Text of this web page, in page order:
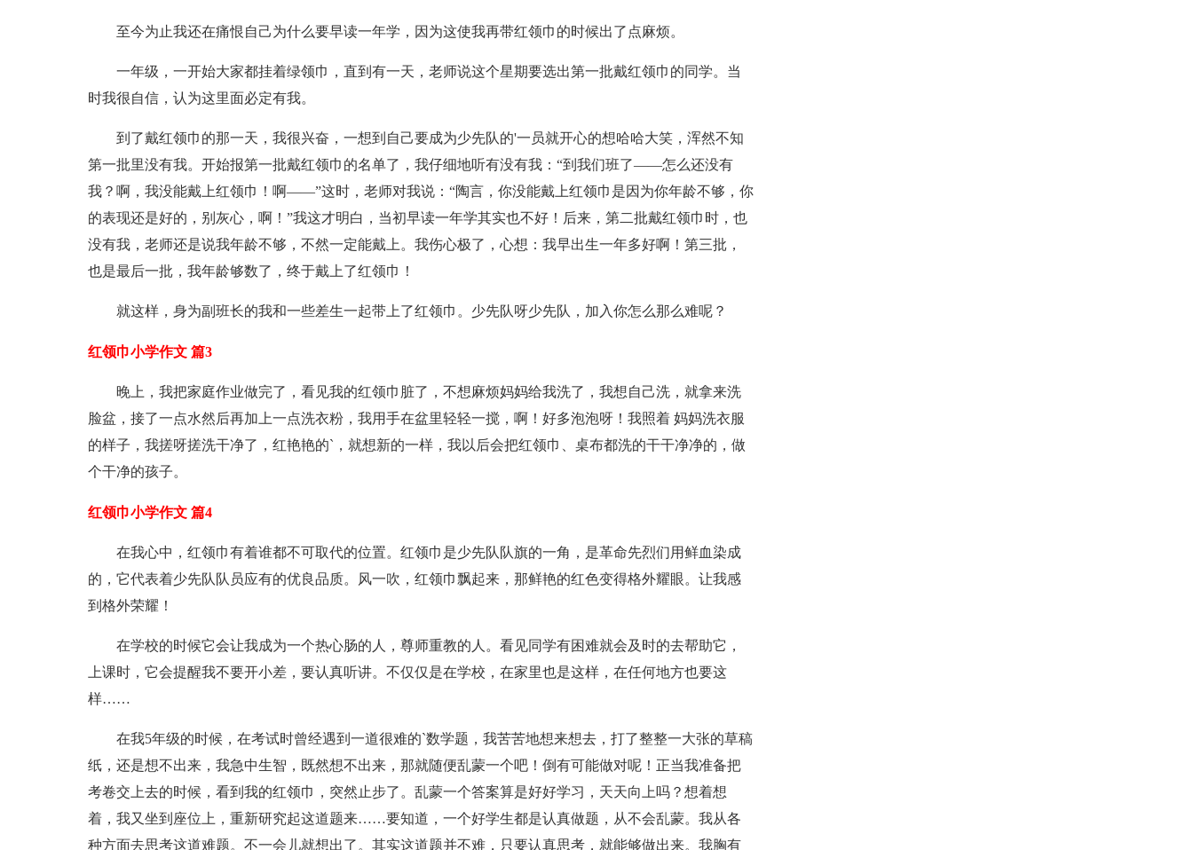
至今为止我还在痛恨自己为什么要早读一年学，因为这使我再带红领巾的时候出了点麻烦。
一年级，一开始大家都挂着绿领巾，直到有一天，老师说这个星期要选出第一批戴红领巾的同学。当
时我很自信，认为这里面必定有我。
到了戴红领巾的那一天，我很兴奋，一想到自己要成为少先队的'一员就开心的想哈哈大笑，浑然不知
第一批里没有我。开始报第一批戴红领巾的名单了，我仔细地听有没有我：“到我们班了——怎么还没有
我？啊，我没能戴上红领巾！啊——”这时，老师对我说：“陶言，你没能戴上红领巾是因为你年龄不够，你
的表现还是好的，别灰心，啊！”我这才明白，当初早读一年学其实也不好！后来，第二批戴红领巾时，也
没有我，老师还是说我年龄不够，不然一定能戴上。我伤心极了，心想：我早出生一年多好啊！第三批，
也是最后一批，我年龄够数了，终于戴上了红领巾！
就这样，身为副班长的我和一些差生一起带上了红领巾。少先队呀少先队，加入你怎么那么难呢？
红领巾小学作文 篇3
晚上，我把家庭作业做完了，看见我的红领巾脏了，不想麻烦妈妈给我洗了，我想自己洗，就拿来洗
脸盆，接了一点水然后再加上一点洗衣粉，我用手在盆里轻轻一搅，啊！好多泡泡呀！我照着 妈妈洗衣服
的样子，我搓呀搓洗干净了，红艳艳的`，就想新的一样，我以后会把红领巾、桌布都洗的干干净净的，做
个干净的孩子。
红领巾小学作文 篇4
在我心中，红领巾有着谁都不可取代的位置。红领巾是少先队队旗的一角，是革命先烈们用鲜血染成
的，它代表着少先队队员应有的优良品质。风一吹，红领巾飘起来，那鲜艳的红色变得格外耀眼。让我感
到格外荣耀！
在学校的时候它会让我成为一个热心肠的人，尊师重教的人。看见同学有困难就会及时的去帮助它，
上课时，它会提醒我不要开小差，要认真听讲。不仅仅是在学校，在家里也是这样，在任何地方也要这
样……
在我5年级的时候，在考试时曾经遇到一道很难的`数学题，我苦苦地想来想去，打了整整一大张的草稿
纸，还是想不出来，我急中生智，既然想不出来，那就随便乱蒙一个吧！倒有可能做对呢！正当我准备把
考卷交上去的时候，看到我的红领巾，突然止步了。乱蒙一个答案算是好好学习，天天向上吗？想着想
着，我又坐到座位上，重新研究起这道题来……要知道，一个好学生都是认真做题，从不会乱蒙。我从各
种方面去思考这道难题。不一会儿就想出了。其实这道题并不难，只要认真思考，就能够做出来。我胸有